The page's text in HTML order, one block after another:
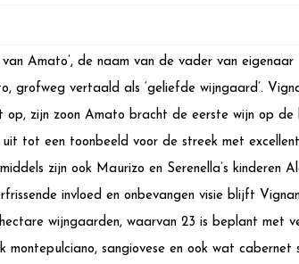
Amato’, de naam van de vader van
grofweg vertaald als ‘geliefde wijngaard’.
op, zijn zoon Amato bracht de eerste wijn op
tot een toonbeeld voor de streek met
zijn ook Maurizo en Serenella’s kinderen
invloed en onbevangen visie blijft
wijngaarden, waarvan 23 is beplant met
montepulciano, sangiovese en ook wat cabernet